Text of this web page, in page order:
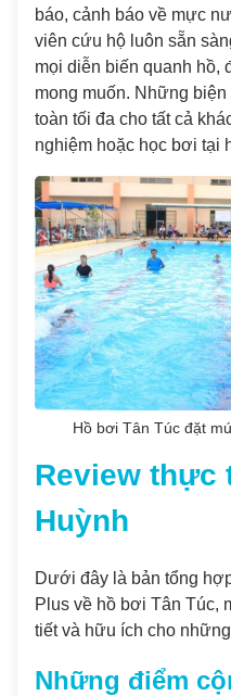
báo, cảnh báo về mực
viên cứu hộ luôn sẵn
mọi diễn biến quanh hồ,
mong muốn. Những
toàn tối đa cho tất cả
nghiệm hoặc học bơi tại
Hồ bơi Tân Túc đặt
Review thực
Huỳnh
Dưới đây là bản tổng
Plus về hồ bơi Tân Túc,
tiết và hữu ích cho
Những điểm